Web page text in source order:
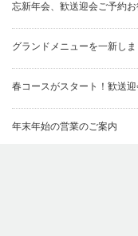
忘新年会、歓送迎会ご予約お
グランドメニューを一新しま
春コースがスタート！歓送
年末年始の営業のご案内